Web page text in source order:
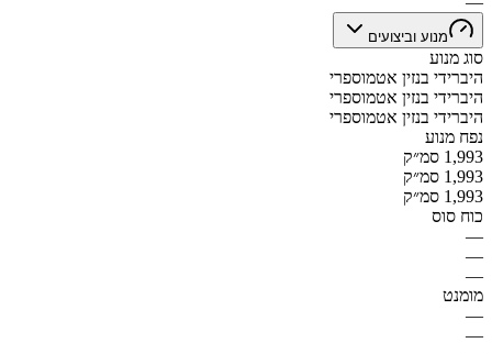
מנוע וביצועים
סוג מנוע
היברידי בנזין אטמוספרי
היברידי בנזין אטמוספרי
היברידי בנזין אטמוספרי
נפח מנוע
1,993 סמ״ק
1,993 סמ״ק
1,993 סמ״ק
כוח סוס
—
—
—
מומנט
—
—